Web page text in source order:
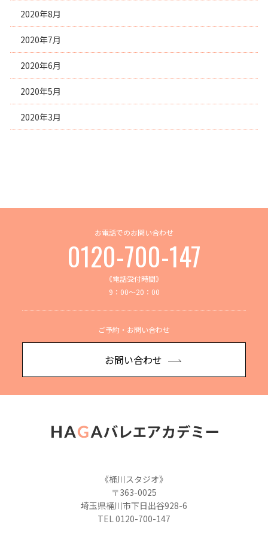
2020年8月
2020年7月
2020年6月
2020年5月
2020年3月
お電話でのお問い合わせ
0120-700-147
《電話受付時間》
9：00～20：00
ご予約・お問い合わせ
お問い合わせ
《桶川スタジオ》
〒363-0025
埼玉県桶川市下日出谷928-6
TEL 0120-700-147